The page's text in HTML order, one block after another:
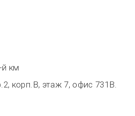
км
корп.В, этаж 7, офис 731В.